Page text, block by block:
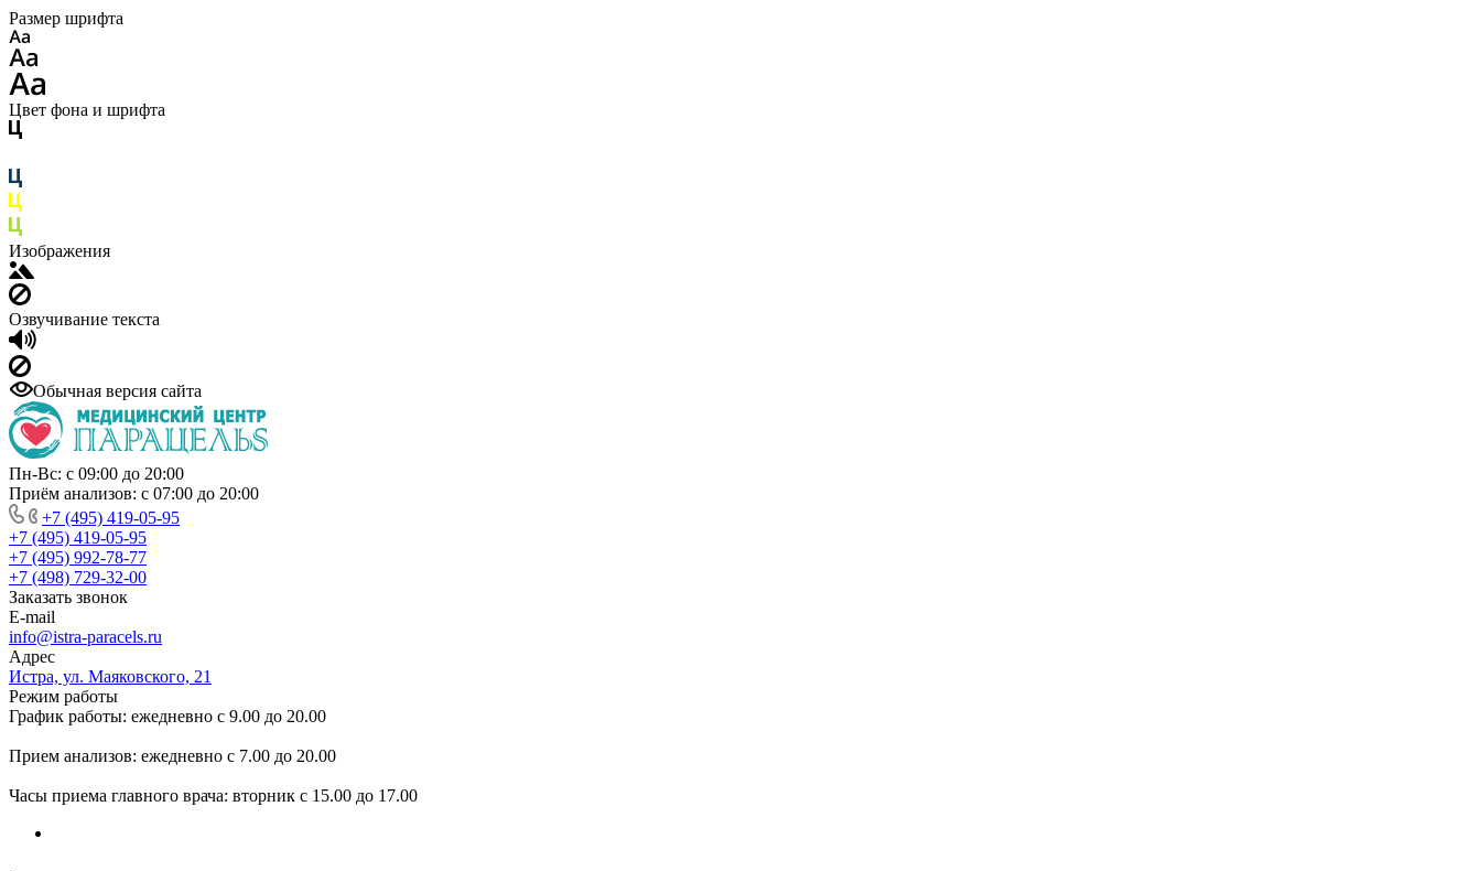
Размер шрифта
Цвет фона и шрифта
Изображения
Озвучивание текста
Обычная версия сайта
Пн-Вс: с 09:00 до 20:00
Приём анализов: с 07:00 до 20:00
+7 (495) 419-05-95
+7 (495) 419-05-95
+7 (495) 992-78-77
+7 (498) 729-32-00
Заказать звонок
E-mail
info@istra-paracels.ru
Адрес
Истра, ул. Маяковского, 21
Режим работы
График работы: ежедневно с 9.00 до 20.00
Прием анализов: ежедневно с 7.00 до 20.00
Часы приема главного врача: вторник с 15.00 до 17.00